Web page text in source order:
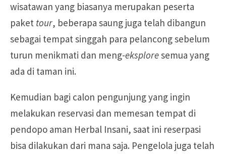
wisatawan yang biasanya merupakan peserta
paket tour, beberapa saung juga telah dibangun
sebagai tempat singgah para pelancong sebelum
turun menikmati dan meng-eksploresemua yang
ada di taman ini.
Kemudian bagi calon pengunjung yang ingin
melakukan reservasi dan memesan tempat di
pendopo aman Herbal Insani, saat ini reserpasi
bisa dilakukan dari mana saja. Pengelola juga telah